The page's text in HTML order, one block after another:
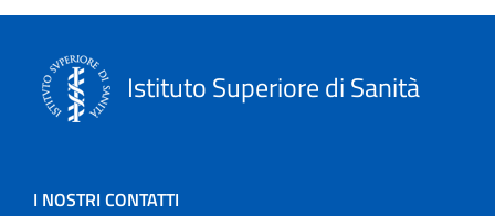
Istituto Superiore di Sanità
I NOSTRI CONTATTI